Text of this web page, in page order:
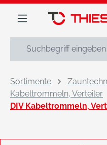
springen
Sortimente
Kabeltrommeln, Verteiler
DIV Kabeltrommeln,